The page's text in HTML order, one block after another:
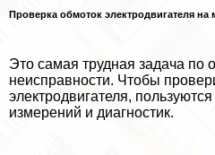
Проверка обмоток электродвигателя
Это самая трудная задача
неисправности. Чтобы
электродвигателя,
измерений и диагностик.